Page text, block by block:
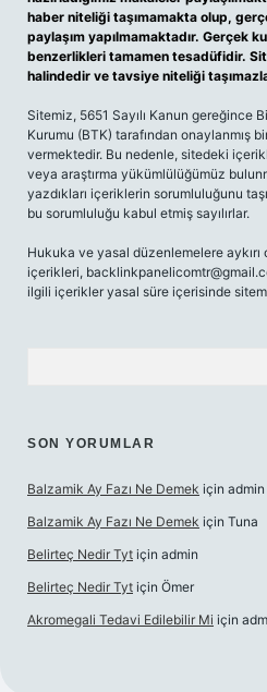
haber niteliği taşımamakta olup,
paylaşım yapılmamaktadır. Gerçek
benzerlikleri tamamen tesadüfidir.
halindedir ve tavsiye niteliği
Sitemiz, 5651 Sayılı Kanun gereğince
Kurumu (BTK) tarafından onaylanmış
vermektedir. Bu nedenle, sitedeki
veya araştırma yükümlülüğümüz
yazdıkları içeriklerin sorumluluğunu
bu sorumluluğu kabul etmiş sayılırlar.
Hukuka ve yasal düzenlemelere
içerikleri,
ilgili içerikler yasal süre içerisinde
SON YORUMLAR
Balzamik Ay Fazı Ne Demek için admin
Balzamik Ay Fazı Ne Demek için Tuna
Belirteç Nedir Tyt için admin
Belirteç Nedir Tyt için Ömer
Akromegali Tedavi Edilebilir Mi için